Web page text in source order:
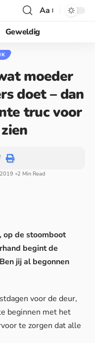
Aa
Geweldig
moeder
doet – dan
truc voor
2 Min Read
op de stoomboot
begint de
jij al begonnen
voor de deur,
beginnen met het
te zorgen dat alle